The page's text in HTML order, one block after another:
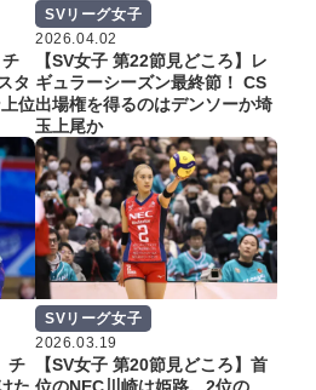
チ
タ
位
SVリーグ女子
2026.04.02
【SV女子 第22節見どころ】レ
ギュラーシーズン最終節！ CS
出場権を得るのはデンソーか埼
玉上尾か
チ
SVリーグ女子
2026.03.19
【SV女子 第20節見どころ】首